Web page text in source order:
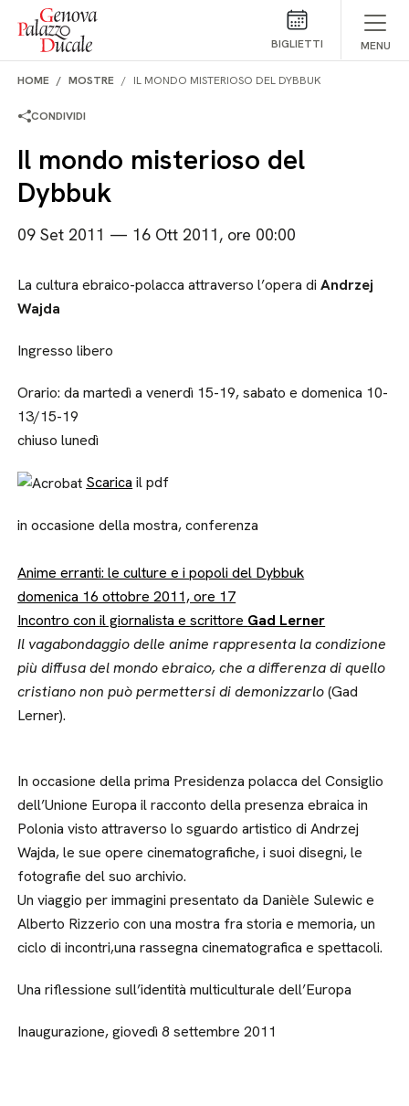
Salta al contenuto
BIGLIETTI MENU
HOME MOSTRE IL MONDO MISTERIOSO DEL DYBBUK
CONDIVIDI
Il mondo misterioso del
Dybbuk
09 Set 2011 — 16 Ott 2011, ore 00:00
La cultura ebraico-polacca attraverso l’opera diAndrzej
Wajda
Ingresso libero
Orario: da martedì a venerdì 15-19, sabato e domenica 10-
13/15-19
chiuso lunedì
Scarica il pdf
in occasione della mostra, conferenza
Anime erranti: le culture e i popoli del Dybbuk
domenica 16 ottobre 2011, ore 17
Incontro con il giornalista e scrittore Gad Lerner
Il vagabondaggio delle anime rappresenta la condizione
più diffusa del mondo ebraico, che a differenza di quello
cristiano non può permettersi di demonizzarlo(Gad
Lerner).
In occasione della prima Presidenza polacca del Consiglio
dell’Unione Europa il racconto della presenza ebraica in
Polonia visto attraverso lo sguardo artistico di Andrzej
Wajda, le sue opere cinematografiche, i suoi disegni, le
fotografie del suo archivio.
Un viaggio per immagini presentato da Danièle Sulewic e
Alberto Rizzerio con una mostra fra storia e memoria, un
ciclo di incontri,una rassegna cinematografica e spettacoli.
Una riflessione sull’identità multiculturale dell’Europa
Inaugurazione, giovedì 8 settembre 2011